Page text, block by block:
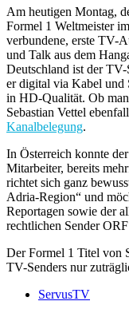
Am heutigen Montag,
Formel 1 Weltmeister
verbundene, erste TV-
und Talk aus dem
Deutschland ist der
er digital via Kabel und
in HD-Qualität. Ob
Sebastian Vettel
Kanalbelegung.
In Österreich konnte
Mitarbeiter, bereits
richtet sich ganz
Adria-Region“ und
Reportagen sowie der
rechtlichen Sender
Der Formel 1 Titel von
TV-Senders nur
ServusTV